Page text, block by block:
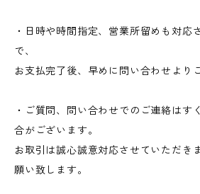
・日時や時間指定、営業所留めも対応
で、
お支払完了後、早めに問い合わせより
・ご質問、問い合わせでのご連絡はす
合がございます。
お取引は誠心誠意対応させていただき
願い致します。